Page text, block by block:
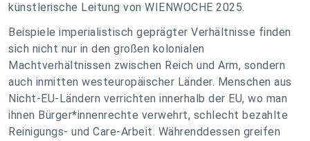
künstlerische Leitung von WIENWOCHE 2025.
Beispiele imperialistisch geprägter Verhältnisse finden
sich nicht nur in den großen kolonialen
Machtverhältnissen zwischen Reich und Arm, sondern
auch inmitten westeuropäischer Länder. Menschen aus
Nicht-EU-Ländern verrichten innerhalb der EU, wo man
ihnen Bürger*innenrechte verwehrt, schlecht bezahlte
Reinigungs- und Care-Arbeit. Währenddessen greifen